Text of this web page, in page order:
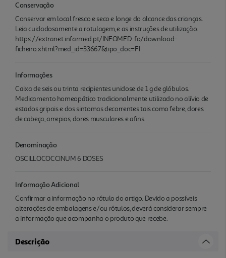
Conservação
Conservar em local fresco e seco e longe do alcance das crianças.
Leia cuidadosamente a rotulagem, e as instruções de utilização.
https://extranet.infarmed.pt/INFOMED-fo/download-
ficheiro.xhtml?med_id=33667&tipo_doc=FI
Informações
Caixa de seis ou trinta recipientes unidose de 1 g de glóbulos.
Medicamento homeopático tradicionalmente utilizado no alívio de
estados gripais e dos sintomas decorrentes tais como febre, dores
de cabeça, arrepios, dores musculares e afins.
Denominação
OSCILLOCOCCINUM 6 DOSES
Informação Adicional
Confirmar a informação no rótulo do artigo. Devido a possíveis
alterações de embalagens e/ou rótulos, deverá considerar sempre
a informação que acompanha o produto que recebe.
Descrição